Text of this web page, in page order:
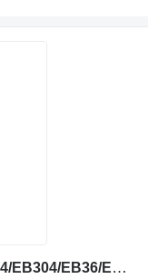
Polea guía para Pel-Job EB16/EB224/EB304/EB36/EB150 miniexcavadora